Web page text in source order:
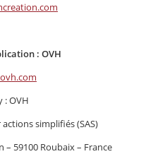
: OVH
: OVH
simplifiés (SAS)
– 59100 Roubaix – France